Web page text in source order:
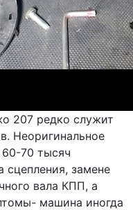
207 редко служит
Неоригинальное
70 тысяч
замене
вала КПП, а
машина иногда